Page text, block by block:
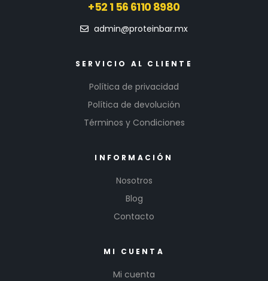
+52 1 56 6110 8980
admin@proteinbar.mx
SERVICIO AL CLIENTE
Política de privacidad
Política de devolución
Términos y Condiciones
INFORMACIÓN
Nosotros
Blog
Contacto
MI CUENTA
Mi cuenta